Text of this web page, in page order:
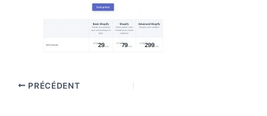
PRÉCÉDENT